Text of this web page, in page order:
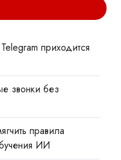
приходится
звонки без
правила
ИИ